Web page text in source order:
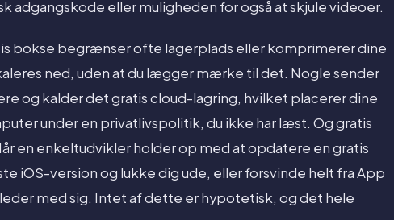
adgangskode eller muligheden for også at skjule videoer.
bokse begrænser ofte lagerplads eller komprimerer dine
ned, uden at du lægger mærke til det. Nogle sender
og kalder det gratis cloud-lagring, hvilket placerer dine
under en privatlivspolitik, du ikke har læst. Og gratis
en enkeltudvikler holder op med at opdatere en gratis
iOS-version og lukke dig ude, eller forsvinde helt fra App
med sig. Intet af dette er hypotetisk, og det hele